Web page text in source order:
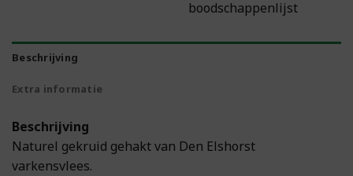
boodschappenlijst
Beschrijving
Extra informatie
Beschrijving
Naturel gekruid gehakt van Den Elshorst
varkensvlees.